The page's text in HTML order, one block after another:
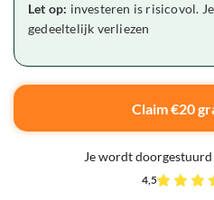
Let op: investeren is risicovol.
gedeeltelijk verliezen
Claim €20
Je wordt
4,5